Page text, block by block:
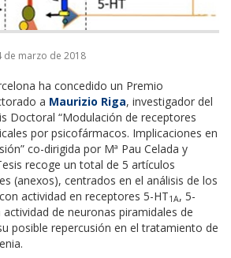
de marzo de 2018
ha concedido un Premio
a Maurizio Riga, investigador del
Doctoral “Modulación de receptores
por psicofármacos. Implicaciones en
co-dirigida por Mª Pau Celada y
recoge un total de 5 artículos
(anexos), centrados en el análisis de los
actividad en receptores 5-HT1A, 5-
actividad de neuronas piramidales de
posible repercusión en el tratamiento de